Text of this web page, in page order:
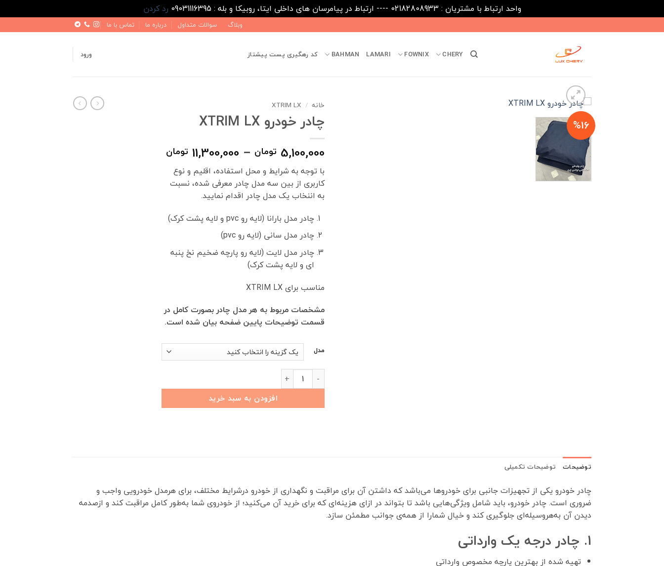
واحد ارتباط با مشتریان : 02182808933 ---- ارتباط در پیامرسان های داخلی ایتا، روبیکا و بله : 09031116395
رد کردن
to
وبلاگ سوالات متداول درباره ما تماس با ما
CHERY
FOWNIX
LAMARI
BAHMAN کد رهگیری پست پیشتاز ورود
%16
خانه /
XTRIM LX
چادر خودرو XTRIM LX
5,100,000 تومان –
11,300,000 تومان
با توجه به شرایط و محل استفاده، اقلیم و نوع
کاربری از بین سه مدل چادر معرفی شده، نسبت
به اننخاب یک مدل چادر اقدام نمایید.
چادر مدل بارانا (لایه رو pvc و لایه پشت کرک)
چادر مدل سانی (لایه رو pvc)
چادر مدل لایت (لایه رو پارچه ضخیم نخ پنبه
ای و لایه پشت کرک)
مناسب برای XTRIM LX
مشخصات مربوط به هر مدل چادر بصورت کامل در
قسمت توضیحات پایین ضفحه بیان شده است.
مدل
چادر خودرو XTRIM LX عدد
افزودن به سبد خرید
توضیحات توضیحات تکمیلی
چادر خودرو یکی از تجهیزات جانبی برای خودروها می‌باشد که داشتن آن برای مراقبت و نگهداری از خودرو درشرایط مختلف، برای هرمدل خودرویی واجب و
ضروری است. چادر خودرو، باید شامل ویژگی‌هایی باشد تا بتواند در ازای هزینه‌ای که برای خرید آن می‌کنید؛ از خودروی شما به‌طور کامل مراقبت کند و ازصدمه
دیدن آن به‌هروسیله‌ای جلوگیری کند و خیال شمارا از همه‌ی جوانب مطمئن سازد.
1. چادر درجه یک وارداتی
تهیه شده از بهترین پارچه مخصوص وارداتی